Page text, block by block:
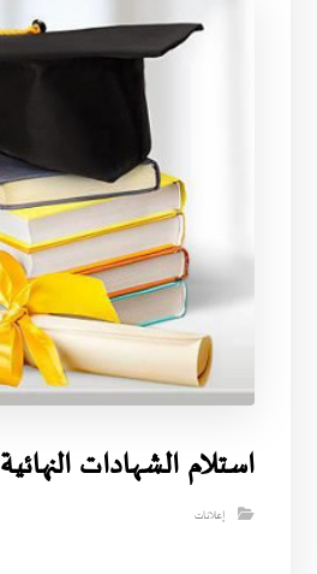
استلام الشهادات النهائية
إعلانات